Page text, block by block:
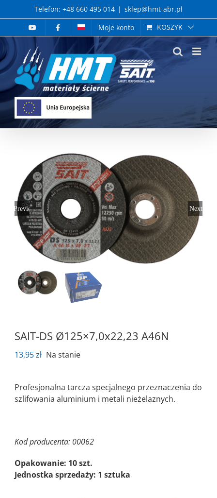
to
Telefon: +48 660 495 014 | sklep@hmt-abr.pl
Moje konto
KOSZYK
Previous Next
SAIT-DS Ø125×7,0x22,23 A46N
13,95zł Na stanie
Profesjonalna tarcza specjalnego przeznaczenia do
szlifowania aluminium i metali nieżelaznych.
Kod producenta: 00062
Opakowanie: 10 szt.
Jednostka sprzedaży: 1 sztuka